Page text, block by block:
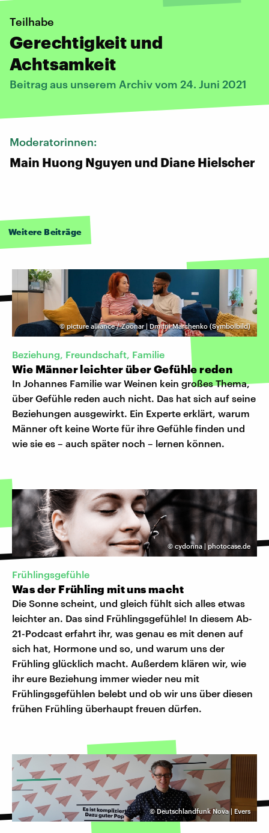
Teilhabe
Gerechtigkeit und
Achtsamkeit
Beitrag aus unserem Archiv vom 24. Juni 2021
Moderatorinnen:
Main Huong Nguyen und Diane Hielscher
Weitere Beiträge
©picture alliance / Zoonar | Dmitrii Marchenko (Symbolbild)
Beziehung, Freundschaft, Familie
Wie Männer leichter über Gefühle reden
In Johannes Familie war Weinen kein großes Thema,
über Gefühle reden auch nicht. Das hat sich auf seine
Beziehungen ausgewirkt. Ein Experte erklärt, warum
Männer oft keine Worte für ihre Gefühle finden und
wie sie es – auch später noch – lernen können.
© cydonna | photocase.de
Frühlingsgefühle
Was der Frühling mit uns macht
Die Sonne scheint, und gleich fühlt sich alles etwas
leichter an. Das sind Frühlingsgefühle! In diesem Ab-
21-Podcast erfahrt ihr, was genau es mit denen auf
sich hat, Hormone und so, und warum uns der
Frühling glücklich macht. Außerdem klären wir, wie
ihr eure Beziehung immer wieder neu mit
Frühlingsgefühlen belebt und ob wir uns über diesen
frühen Frühling überhaupt freuen dürfen.
©Deutschlandfunk Nova | Evers